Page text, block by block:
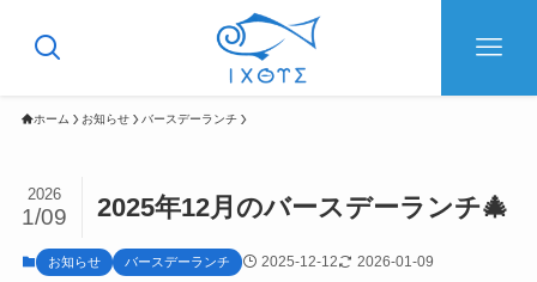
ホーム お知らせ バースデーランチ
2025年12月のバースデーランチ🎄
2026
1/09
お知らせ バースデーランチ 2025-12-12 2026-01-09